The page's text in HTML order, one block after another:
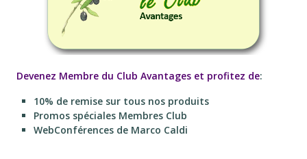
Devenez Membre du Club Avantages et profitez de:
10% de remise sur tous nos produits
Promos spéciales Membres Club
WebConférences de Marco Caldi